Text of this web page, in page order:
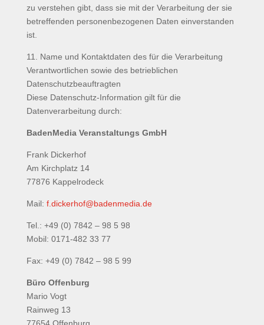
zu verstehen gibt, dass sie mit der Verarbeitung der sie
betreffenden personenbezogenen Daten einverstanden
ist.
11. Name und Kontaktdaten des für die Verarbeitung
Verantwortlichen sowie des betrieblichen
Datenschutzbeauftragten
Diese Datenschutz-Information gilt für die
Datenverarbeitung durch:
BadenMedia Veranstaltungs GmbH
Frank Dickerhof
Am Kirchplatz 14
77876 Kappelrodeck
Mail: f.dickerhof@badenmedia.de
Tel.: +49 (0) 7842 – 98 5 98
Mobil: 0171-482 33 77
Fax: +49 (0) 7842 – 98 5 99
Büro Offenburg
Mario Vogt
Rainweg 13